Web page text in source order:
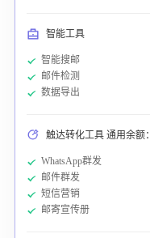
智能工具
智能搜邮
邮件检测
数据导出
触达转化工具 通用余额：
WhatsApp群发
邮件群发
短信营销
邮寄宣传册